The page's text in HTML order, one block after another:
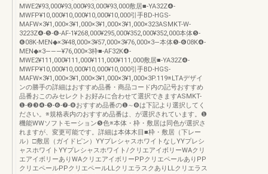
MWE2¥93,000¥93,000¥93,000¥93,000敷居■-YA32Z❹-
MWFP¥10,000¥10,000¥10,000¥10,000引手BD-HGS-
MAFW×3¥1,000×3¥1,000×3¥1,000×3¥1,000×323ASMKT-W-
3223Z❹-❺-❻-AF-1¥268,000¥295,000¥352,000¥352,000本体❺-
❻08K-MEN◆×3¥48,000×3¥57,000×3¥76,000×3―本体❺-❻08K❹-
MEN◆×3―――¥76,000×3枠■-AF32K❹-
MWE2¥111,000¥111,000¥111,000¥111,000敷居■-YA32Z❹-
MWFP¥10,000¥10,000¥10,000¥10,000引手BD-HGS-
MAFW×3¥1,000×3¥1,000×3¥1,000×3¥1,000×3P.119※LTAデザイ
ンの勝手の詳細はおすすめ品番・商品コード内の記号おすすめ
品番おこのみセレクトお好みに合わせて選択できますASMKT-
❶-❷❸❹-❺-❻-❼-❽おすすめ品番の❶∼❽は下記より選択してく
ださい。※規格表内のおすすめ品番は、が選択されています。❶
機能WWソフトモーション❺色※本体・枠・敷居は同色が選択さ
れますが、変更可能です。詳細は本体木目■枠・敷居（下レー
ル）□敷居（ガイドピン）YYプレシャスホワイトなしYYプレシ
ャスホワイトYYプレシャスホワイト/クリエアイボリーWAクリ
エアイボリーありWAクリエアイボリーPPクリエペールありPP
クリエペールPPクリエペールLLクリエラスクありLLクリエラス